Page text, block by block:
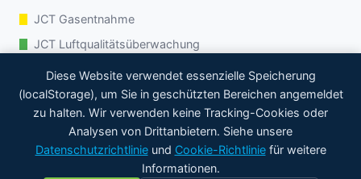
Diese Website verwendet essenzielle Speicherung
(localStorage), um Sie in geschützten Bereichen angemeldet
zu halten. Wir verwenden keine Tracking-Cookies oder
Analysen von Drittanbietern. Siehe unsere
Datenschutzrichtlinieund Cookie-Richtliniefür weitere
Informationen.
JCT Gasentnahme
JCT Luftqualitätsüberwachung
JCT Flüssigkeitssysteme
JCT Prozessanalytik